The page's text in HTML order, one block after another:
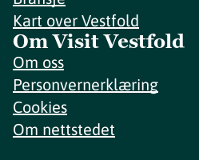
Kart over Vestfold
Om Visit Vestfold
Om oss
Personvernerklæring
Cookies
Om nettstedet